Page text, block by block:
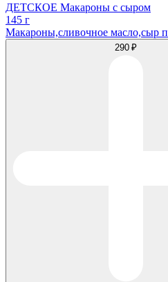
ДЕТСКОЕ Макароны с сыром
145 г
Макароны,сливочное масло,сыр
290 ₽